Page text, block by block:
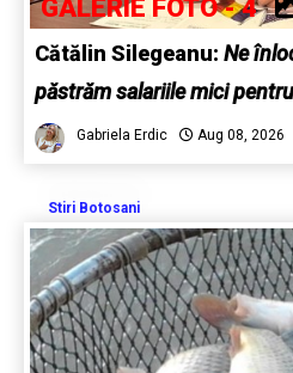
GALERIE FOTO - 4
Cătălin Silegeanu: Ne
păstrăm salariile mici
Gabriela Erdic Aug 08, 2026
Stiri Botosani